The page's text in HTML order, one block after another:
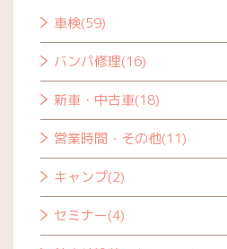
車検(59)
バンパ修理(16)
新車・中古車(18)
営業時間・その他(11)
キャンプ(2)
セミナー(4)